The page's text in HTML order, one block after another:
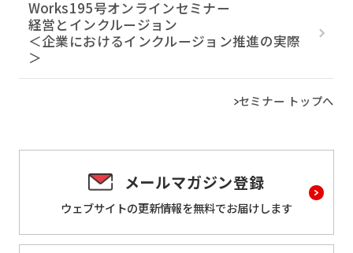
Works195号オンラインセミナー
経営とインクルージョン
＜企業におけるインクルージョン推進の実際
＞
セミナー トップへ
メールマガジン登録
ウェブサイトの更新情報を無料でお届けします